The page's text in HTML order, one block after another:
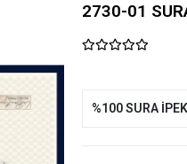
2730-01
%100 SURA İPEK